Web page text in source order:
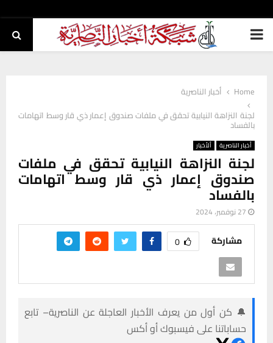
PRIMARY
Home
أخبار الناصرية
لجنة النزاهة النيابية تحقق في ملفات صندوق إعمار ذي قار وسط اتهامات
بالفساد
أخبار الناصرية ألأخبار
لجنة النزاهة النيابية تحقق في ملفات
صندوق إعمار ذي قار وسط اتهامات
بالفساد
27 نوفمبر، 2024
مشاركة 0
🔔 كن أول من يعرف الأخبار العاجلة عن الناصرية– تابع
حساباتنا على فيسبوك أو أكس